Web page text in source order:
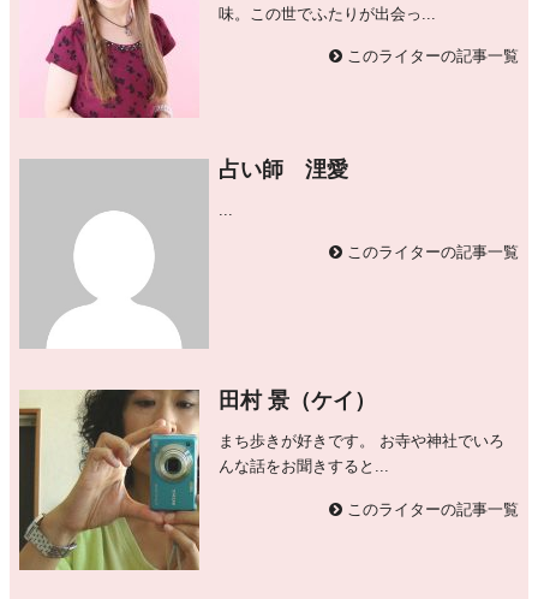
味。この世でふたりが出会っ...
このライターの記事一覧
占い師 浬愛
...
このライターの記事一覧
田村 景（ケイ）
まち歩きが好きです。 お寺や神社でいろ
んな話をお聞きすると...
このライターの記事一覧